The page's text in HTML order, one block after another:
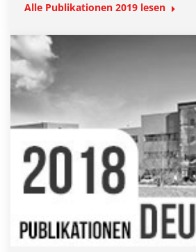
Alle Publikationen 2019 lesen